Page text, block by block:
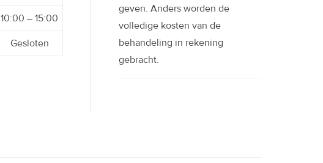
10:00 – 15:00
Gesloten
geven. Anders worden de
volledige kosten van de
behandeling in rekening
gebracht.